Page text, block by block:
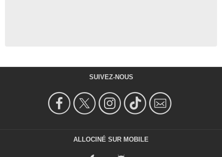
SUIVEZ-NOUS
ALLOCINÉ SUR MOBILE